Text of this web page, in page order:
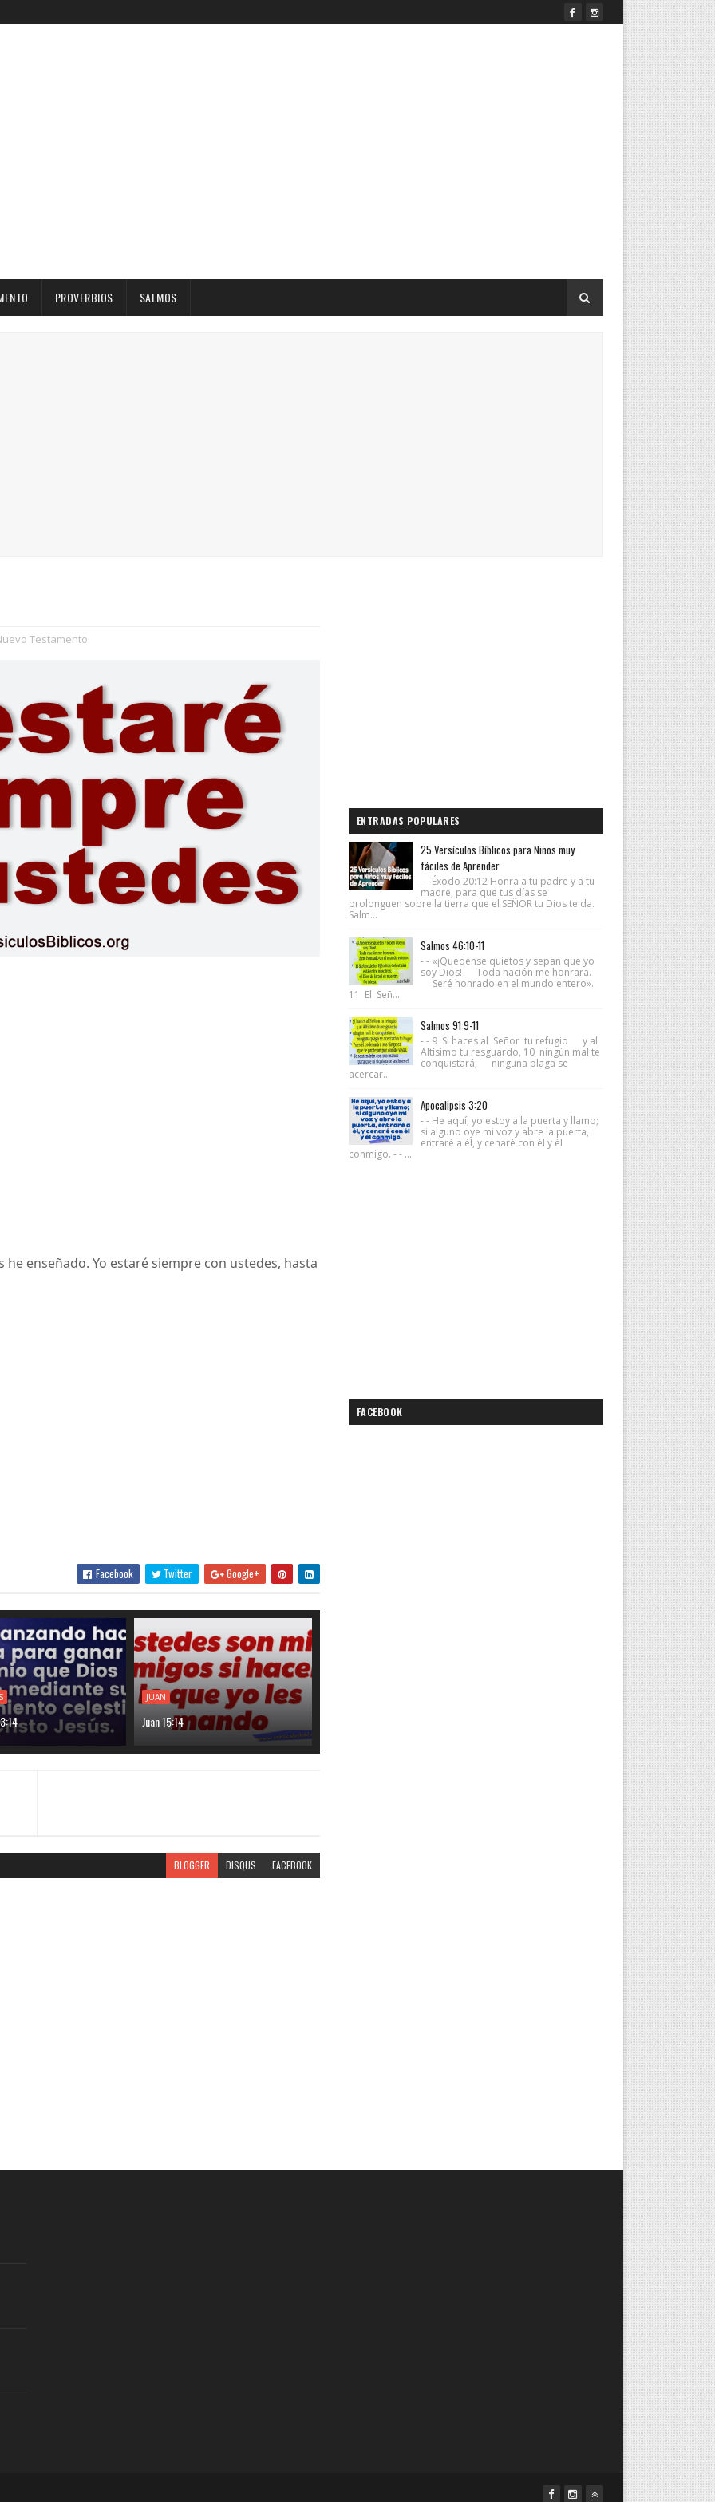
PROVERBIOS SALMOS
Testamento
enseñado. Yo estaré siempre con ustedes, hasta
Facebook Twitter Google+
JUAN
Juan 15:14
BLOGGER DISQUS FACEBOOK
ENTRADAS POPULARES
25 Versículos Bíblicos para Niños muy
fáciles de Aprender
- - Éxodo 20:12 Honra a tu padre y a tu
madre, para que tus días se
prolonguen sobre la tierra que el SEÑOR tu Dios te da.
Salm...
Salmos 46:10-11
- - «¡Quédense quietos y sepan que yo
soy Dios! Toda nación me honrará.
Seré honrado en el mundo entero».
11 El Señ...
Salmos 91:9-11
- - 9 Si haces al Señor tu refugio y al
Altísimo tu resguardo, 10 ningún mal te
conquistará; ninguna plaga se
acercar...
Apocalipsis 3:20
- - He aquí, yo estoy a la puerta y llamo;
si alguno oye mi voz y abre la puerta,
entraré a él, y cenaré con él y él
conmigo. - - ...
FACEBOOK